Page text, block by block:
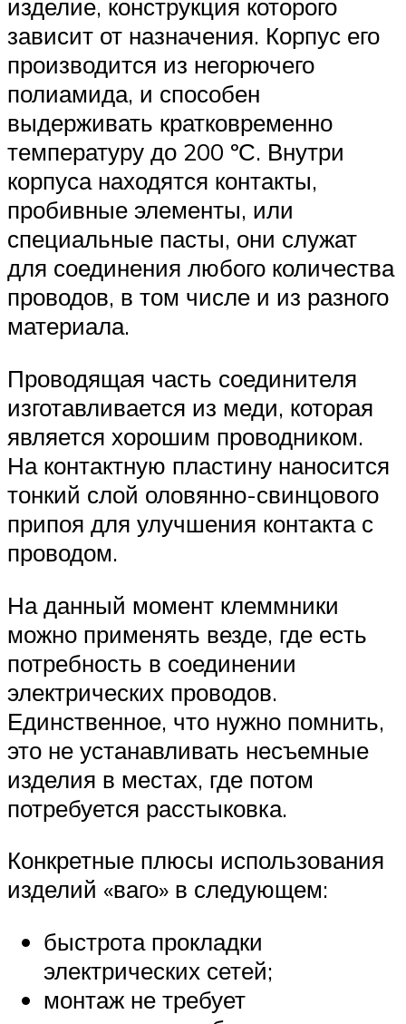
изделие, конструкция которого
зависит от назначения. Корпус его
производится из негорючего
полиамида, и способен
выдерживать кратковременно
температуру до 200 ºС. Внутри
корпуса находятся контакты,
пробивные элементы, или
специальные пасты, они служат
для соединения любого количества
проводов, в том числе и из разного
материала.
Проводящая часть соединителя
изготавливается из меди, которая
является хорошим проводником.
На контактную пластину наносится
тонкий слой оловянно-свинцового
припоя для улучшения контакта с
проводом.
На данный момент клеммники
можно применять везде, где есть
потребность в соединении
электрических проводов.
Единственное, что нужно помнить,
это не устанавливать несъемные
изделия в местах, где потом
потребуется расстыковка.
Конкретные плюсы использования
изделий «ваго» в следующем:
быстрота прокладки
электрических сетей;
монтаж не требует